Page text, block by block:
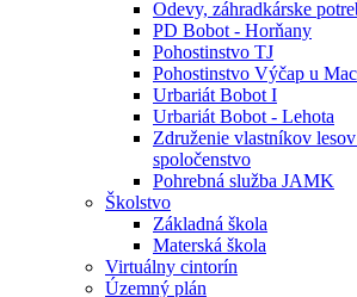
Odevy, záhradkárske
PD Bobot - Horňany
Pohostinstvo TJ
Pohostinstvo Výčap u
Urbariát Bobot I
Urbariát Bobot - Lehota
Združenie vlastníkov
spoločenstvo
Pohrebná služba JAMK
Školstvo
Základná škola
Materská škola
Virtuálny cintorín
Územný plán